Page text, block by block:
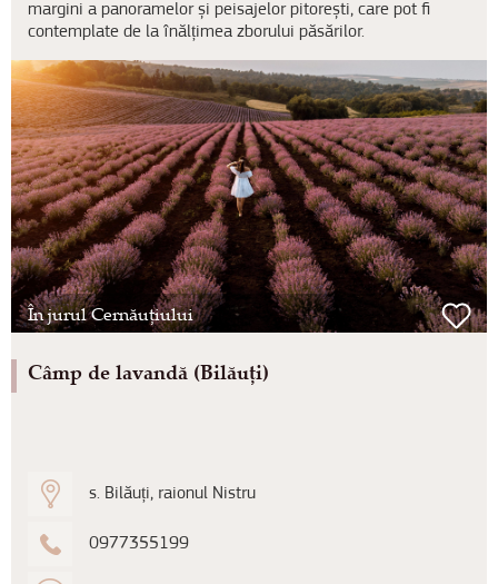
margini a panoramelor și peisajelor pitorești, care pot fi
contemplate de la înălțimea zborului păsărilor.
În jurul Cernăuțiului
Câmp de lavandă (Bilăuți)
s. Bilăuți, raionul Nistru
0977355199